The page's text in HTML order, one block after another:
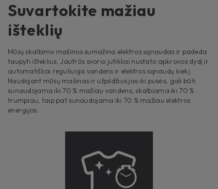
Suvartokite mažiau
išteklių
Mūsų skalbimo mašinos sumažina elektros sąnaudas ir padeda
taupyti išteklius. Jautrūs svorio jutikliai nustato apkrovos dydį ir
automatiškai reguliuoja vandens ir elektros sąnaudų kiekį.
Naudojant mūsų mašinas ir užpildžius jas iki pusės, gali būti
sunaudojama iki 70 % mažiau vandens, skalbiama iki 70 %
trumpiau, taip pat sunaudojama iki 70 % mažiau elektros
energijos.